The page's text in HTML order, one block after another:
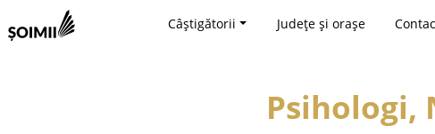
Câștigătorii Județe și orașe
Psihologi,